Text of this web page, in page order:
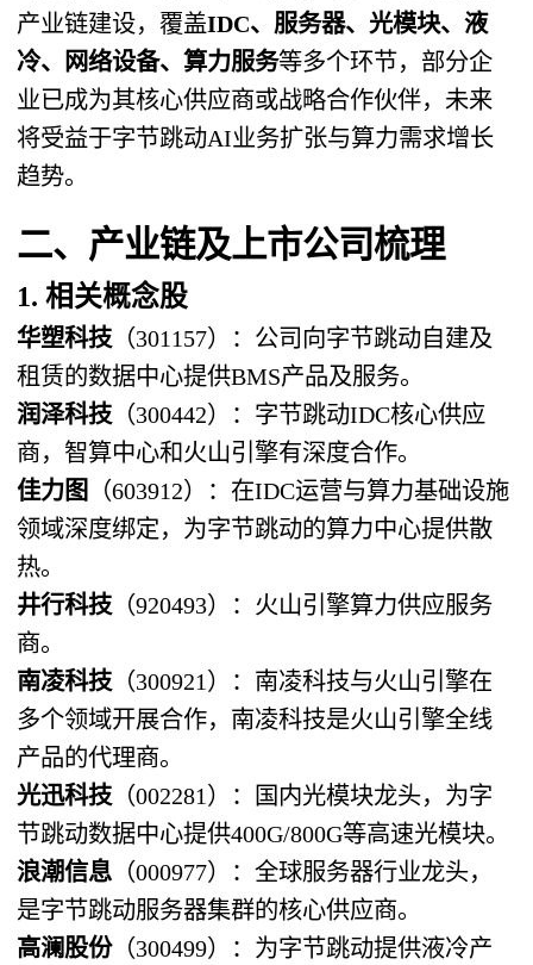
产业链建设，覆盖IDC、服务器、光模块、液
冷、网络设备、算力服务等多个环节，部分企
业已成为其核心供应商或战略合作伙伴，未来
将受益于字节跳动AI业务扩张与算力需求增长
趋势。
二、产业链及上市公司梳理
1. 相关概念股
华塑科技 （301157）：公司向字节跳动自建及
租赁的数据中心提供BMS产品及服务。
润泽科技 （300442）：字节跳动IDC核心供应
商，智算中心和火山引擎有深度合作。
佳力图
（603912）：在IDC运营与算力基础设施
领域深度绑定，为字节跳动的算力中心提供散
热。
井行科技 （920493）：火山引擎算力供应服务
商。
南凌科技 （300921）：南凌科技与火山引擎在
多个领域开展合作，南凌科技是火山引擎全线
产品的代理商。
光迅科技 （002281）：国内光模块龙头，为字
节跳动数据中心提供400G/800G等高速光模块。
浪潮信息 （000977）：全球服务器行业龙头，
是字节跳动服务器集群的核心供应商。
高澜股份（300499）：为字节跳动提供液冷产